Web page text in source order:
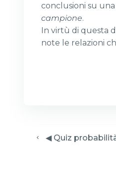
conclusioni su
campione.
In virtù di questa
note le relazioni
◀︎ Quiz